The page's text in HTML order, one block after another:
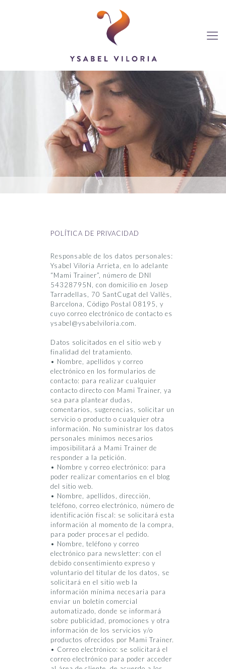
POLÍTICA DE PRIVACIDAD
Responsable de los datos personales:
Ysabel Viloria Arrieta, en lo adelante
“Mami Trainer”, número de DNI
54328795N, con domicilio en Josep
Tarradellas, 70 SantCugat del Vallès,
Barcelona, Código Postal 08195, y
cuyo correo electrónico de contacto es
ysabel@ysabelviloria.com.
Datos solicitados en el sitio web y
finalidad del tratamiento.
• Nombre, apellidos y correo
electrónico en los formularios de
contacto: para realizar cualquier
contacto directo con Mami Trainer, ya
sea para plantear dudas,
comentarios, sugerencias, solicitar un
servicio o producto o cualquier otra
información. No suministrar los datos
personales mínimos necesarios
imposibilitará a Mami Trainer de
responder a la petición.
• Nombre y correo electrónico: para
poder realizar comentarios en el blog
del sitio web.
• Nombre, apellidos, dirección,
teléfono, correo electrónico, número de
identificación fiscal: se solicitará esta
información al momento de la compra,
para poder procesar el pedido.
• Nombre, teléfono y correo
electrónico para newsletter: con el
debido consentimiento expreso y
voluntario del titular de los datos, se
solicitará en el sitio web la
información mínima necesaria para
enviar un boletín comercial
automatizado, donde se informará
sobre publicidad, promociones y otra
información de los servicios y/o
productos ofrecidos por Mami Trainer.
• Correo electrónico: se solicitará el
correo electrónico para poder acceder